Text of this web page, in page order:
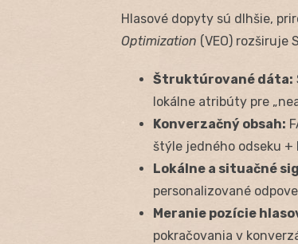
Hlasové dopyty sú dlhšie,
Optimization (VEO) rozširuje
Štruktúrované dáta:
lokálne atribúty pre
Konverzačný obsah:
štýle jedného odseku +
Lokálne a situačné
personalizované
Meranie pozície
pokračovania v